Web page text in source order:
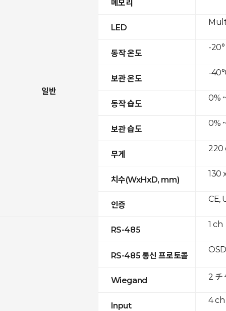
일반
메모리
LED
동작 온도
보관 온도
동작 습도
보관 습도
무게
치수(WxHxD, mm)
인증
RS-485
RS-485 통신 프로토콜
Wiegand
Input
-20°
-
0%
0%
220
130
CE,
1 ch
2 チ
4 ch